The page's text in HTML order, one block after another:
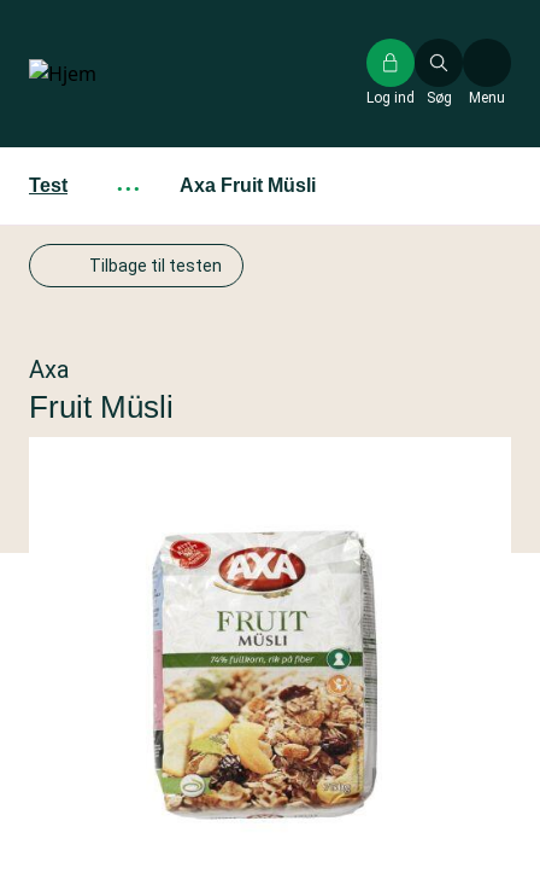
hovedindhold
Søg
Log ind Menu
Test ··· Axa Fruit Müsli
Tilbage til testen
Axa
Fruit Müsli